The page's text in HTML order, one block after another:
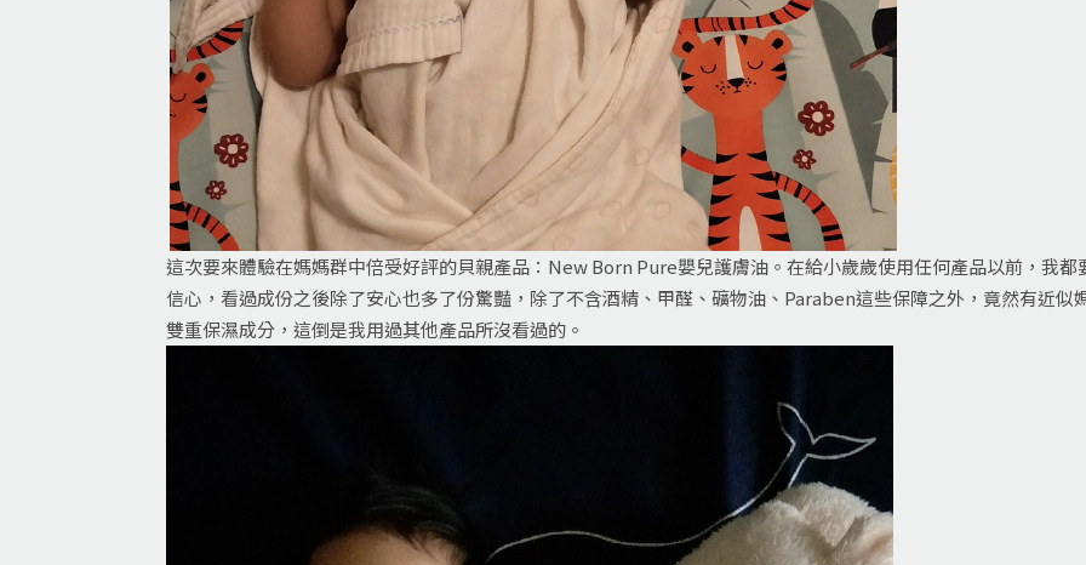
這次要來體驗在媽媽群中倍受好評的貝親產品：New Born Pure嬰兒護膚油。在給小歲歲使用任何產品以前，我
信心，看過成份之後除了安心也多了份驚豔，除了不含酒精、甲醛、礦物油、Paraben這些保障之外，竟然有近似
雙重保濕成分，這倒是我用過其他產品所沒看過的。